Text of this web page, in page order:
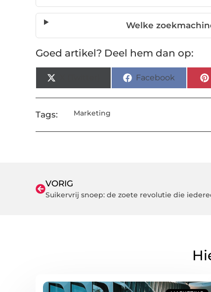
Welke
Goed artikel? Deel hem dan op:
Facebook
Tags: Marketing
VORIG
Suikervrij snoep: de zoete revolutie die